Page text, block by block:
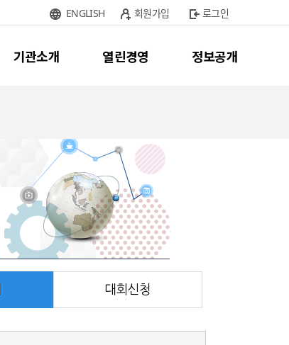
ENGLISH 회원가입 로그인
기관소개 열린경영 정보공개
대회신청